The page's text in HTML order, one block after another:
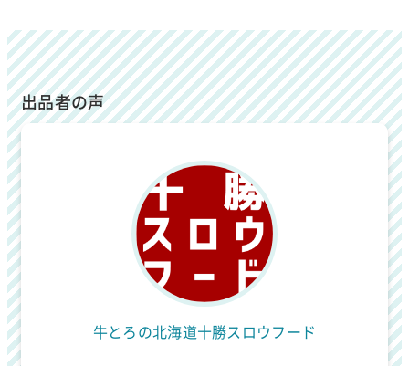
出品者の声
牛とろの北海道十勝スロウフード